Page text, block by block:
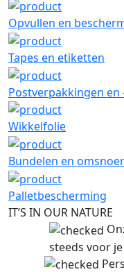
Opvullen en
Tapes en etiketten
Postverpakkingen en
Wikkelfolie
Bundelen en
Palletbescherming
IT’S IN OUR NATURE
steeds voor